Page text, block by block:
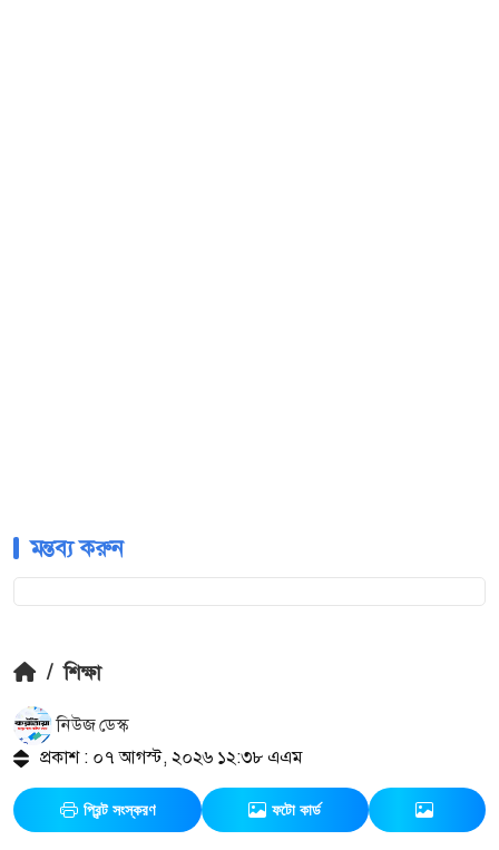
মন্তব্য করুন
/ শিক্ষা
নিউজ ডেস্ক
প্রকাশ : ০৭ আগস্ট, ২০২৬ ১২:৩৮ এএম
প্রিন্ট সংস্করণ ফটো কার্ড